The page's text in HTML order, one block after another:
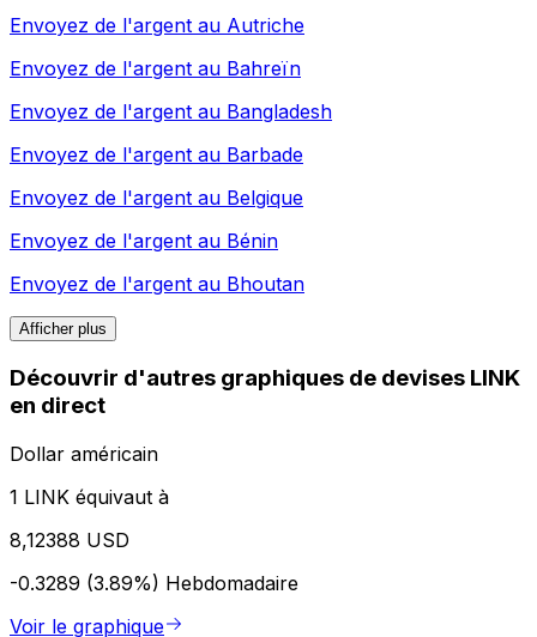
Envoyez de l'argent au Autriche
Envoyez de l'argent au Bahreïn
Envoyez de l'argent au Bangladesh
Envoyez de l'argent au Barbade
Envoyez de l'argent au Belgique
Envoyez de l'argent au Bénin
Envoyez de l'argent au Bhoutan
Afficher plus
Découvrir d'autres graphiques de devises LINK
en direct
Dollar américain
1 LINK équivaut à
8,12388 USD
-0.3289 (3.89%) Hebdomadaire
Voir le graphique